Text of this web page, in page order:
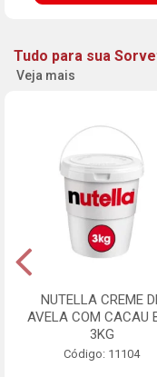
Tudo para sua
Veja mais
NUTELLA CREME
AVELA COM CACAU
3KG
Código: 11104